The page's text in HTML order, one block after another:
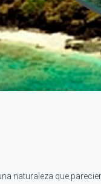
naturaleza que